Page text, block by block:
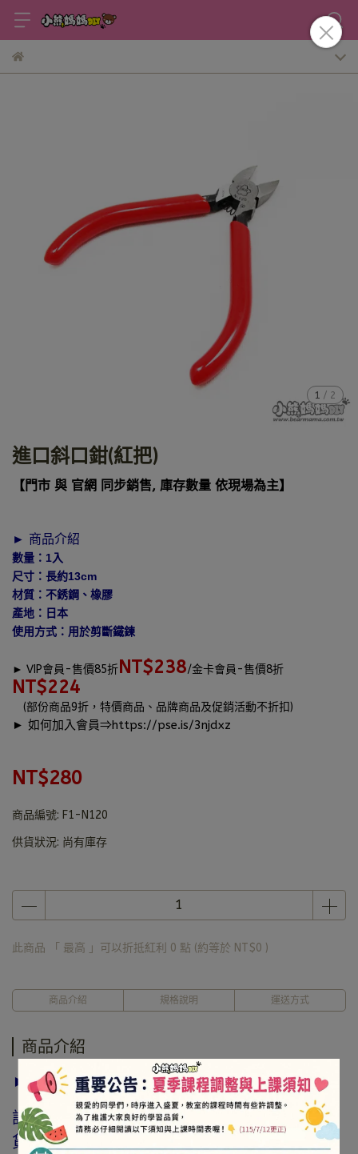
1 / 2
進口斜口鉗(紅把)
【門市 與 官網 同步銷售, 庫存數量 依現場為主】
► 商品介紹
數量：1入
尺寸：長約13cm
材質：不銹鋼、橡膠
產地：日本
使用方式：用於剪斷鐵鍊
► VIP會員-售價85折 NT$238/金卡會員-售價8折
NT$224
(部份商品9折，特價商品、品牌商品及促銷活動不折扣)
► 如何加入會員⇒https://pse.is/3njdxz
NT$280
商品編號: F1-N120
供貨狀況: 尚有庫存
此商品 「 最高 」可以折抵紅利 0 點 (約等於 NT$0 )
商品介紹 規格說明 運送方式
商品介紹
► 注意事項
訂購前請詳閱「線上訂購流程說明」及「退換
貨需知」，謝謝。